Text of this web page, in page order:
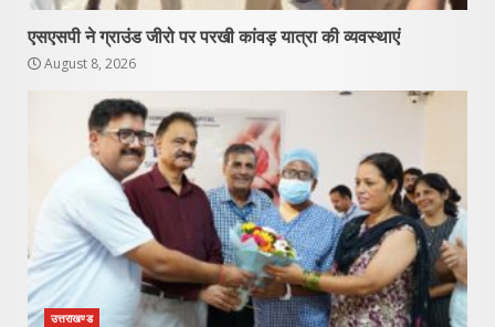
एसएसपी ने ग्राउंड जीरो पर परखी कांवड़ यात्रा की व्यवस्थाएं
August 8, 2026
उत्तराखण्ड